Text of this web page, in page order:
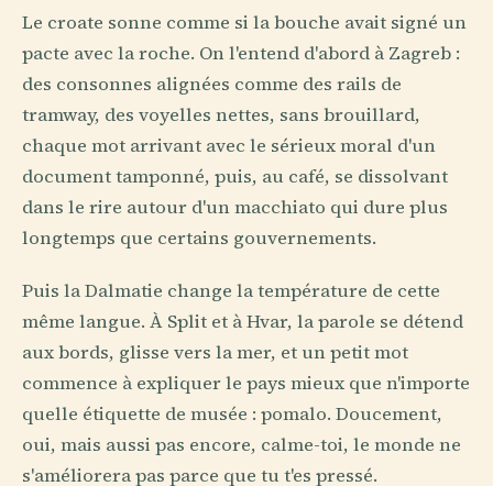
Le croate sonne comme si la bouche avait signé un
pacte avec la roche. On l'entend d'abord à Zagreb :
des consonnes alignées comme des rails de
tramway, des voyelles nettes, sans brouillard,
chaque mot arrivant avec le sérieux moral d'un
document tamponné, puis, au café, se dissolvant
dans le rire autour d'un macchiato qui dure plus
longtemps que certains gouvernements.
Puis la Dalmatie change la température de cette
même langue. À Split et à Hvar, la parole se détend
aux bords, glisse vers la mer, et un petit mot
commence à expliquer le pays mieux que n'importe
quelle étiquette de musée : pomalo. Doucement,
oui, mais aussi pas encore, calme-toi, le monde ne
s'améliorera pas parce que tu t'es pressé.